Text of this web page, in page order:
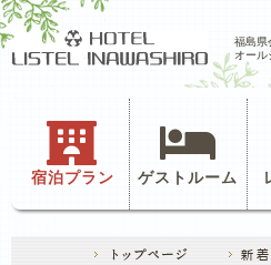
福島県
オール
宿泊プラン ゲストルーム